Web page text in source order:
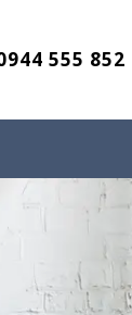
555 852